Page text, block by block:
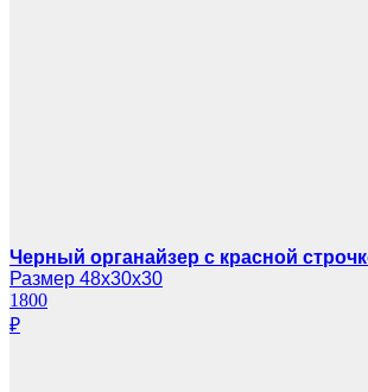
Черный органайзер с красной
Размер 48х30х30
1800
₽